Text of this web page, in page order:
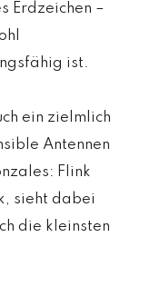
Erdzeichen –
ist.
ein zielmlich
Antennen
Flink
sieht dabei
die kleinsten